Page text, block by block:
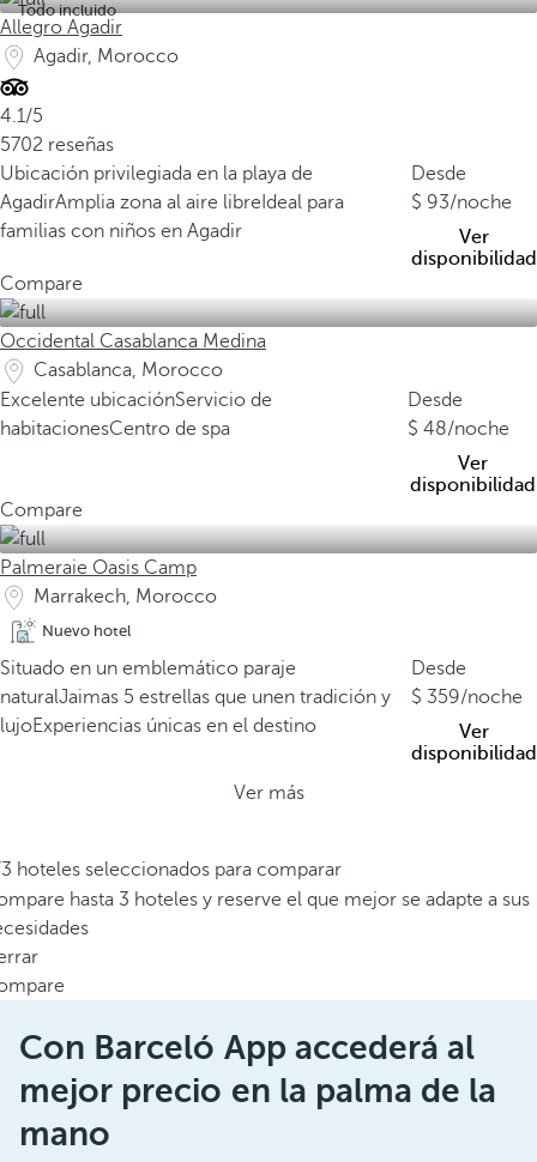
Todo incluido
Allegro Agadir
Agadir, Morocco
4.1/5
5702 reseñas
Ubicación privilegiada en la playa de
AgadirAmplia zona al aire libre Ideal para
familias con niños en Agadir
Desde
93/noche
Ver
disponibilidad
Compare
Occidental Casablanca Medina
Casablanca, Morocco
Excelente ubicaciónServicio de
habitacionesCentro de spa
Desde
48/noche
Ver
disponibilidad
Compare
Palmeraie Oasis Camp
Marrakech, Morocco
Nuevo hotel
Situado en un emblemático paraje
naturalJaimas 5 estrellas que unen tradición y
lujoExperiencias únicas en el destino
Desde
359/noche
Ver
disponibilidad
Ver más
hoteles seleccionados para comparar
hasta 3 hoteles y reserve el que mejor se adapte a sus
Con Barceló App accederá al
mejor precio en la palma de la
mano